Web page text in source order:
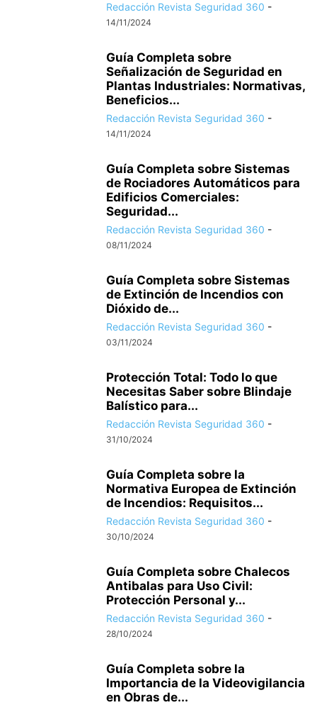
Redacción Revista Seguridad 360 -
14/11/2024
Guía Completa sobre
Señalización de Seguridad en
Plantas Industriales: Normativas,
Beneficios...
Redacción Revista Seguridad 360 -
14/11/2024
Guía Completa sobre Sistemas
de Rociadores Automáticos para
Edificios Comerciales:
Seguridad...
Redacción Revista Seguridad 360 -
08/11/2024
Guía Completa sobre Sistemas
de Extinción de Incendios con
Dióxido de...
Redacción Revista Seguridad 360 -
03/11/2024
Protección Total: Todo lo que
Necesitas Saber sobre Blindaje
Balístico para...
Redacción Revista Seguridad 360 -
31/10/2024
Guía Completa sobre la
Normativa Europea de Extinción
de Incendios: Requisitos...
Redacción Revista Seguridad 360 -
30/10/2024
Guía Completa sobre Chalecos
Antibalas para Uso Civil:
Protección Personal y...
Redacción Revista Seguridad 360 -
28/10/2024
Guía Completa sobre la
Importancia de la Videovigilancia
en Obras de...